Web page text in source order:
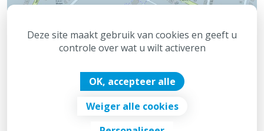
© 2026 - Gemeente Brecht
Deze site maakt gebruik van cookies en geeft u
controle over wat u wilt activeren
OK, accepteer alle
Weiger alle cookies